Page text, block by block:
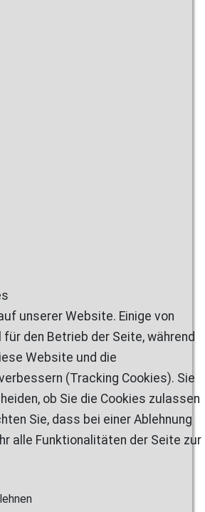
unserer Website. Einige von
den Betrieb der Seite, während
Website und die
(Tracking Cookies). Sie
ob Sie die Cookies zulassen
Sie, dass bei einer Ablehnung
alle Funktionalitäten der Seite zur